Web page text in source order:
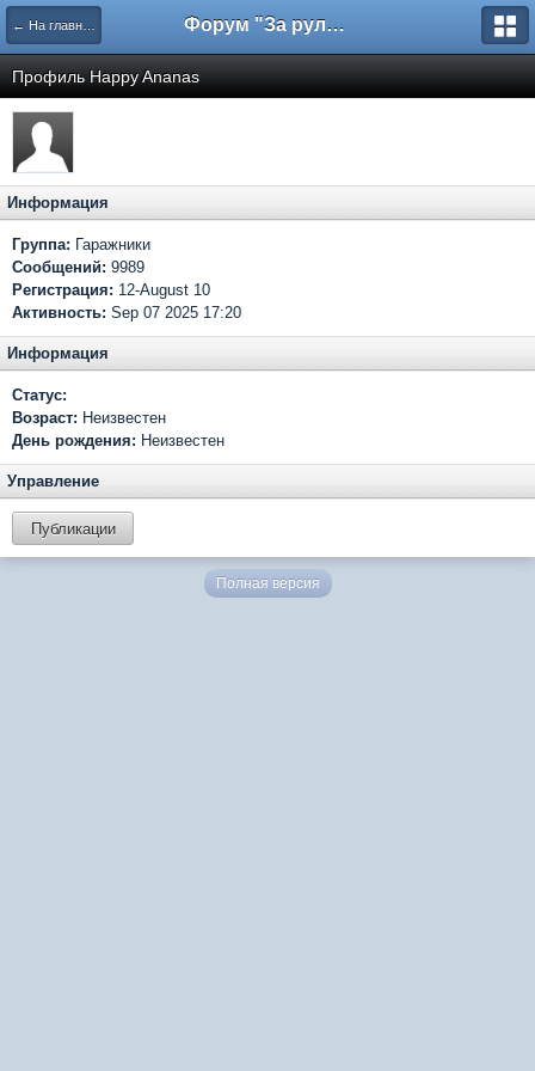
← На главную Форум "За рулем"
Профиль Happy Ananas
Информация
Группа: Гаражники
Сообщений: 9989
Регистрация: 12-August 10
Активность: Sep 07 2025 17:20
Информация
Статус:
Возраст: Неизвестен
День рождения: Неизвестен
Управление
Публикации
Полная версия